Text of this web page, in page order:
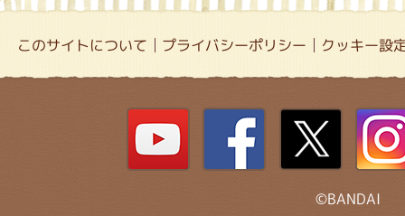
このサイトについて プライバシーポリシー クッキー設
©BANDAI